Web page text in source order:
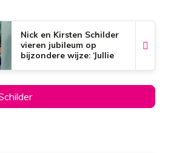
Nick en Kirsten Schilder
vieren jubileum op
bijzondere wijze: ‘Jullie